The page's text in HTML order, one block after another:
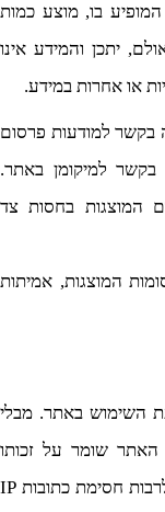
המופיע בו, מוצע כמות
יתכן והמידע אינו
או אחרות במידע.
בקשר למודעות פרסום
בקשר למיקומן באתר.
המוצגות בחסות צד
המוצגות, אמיתות
השימוש באתר. מבלי
האתר שומר על זכותו
חסימת כתובות IP